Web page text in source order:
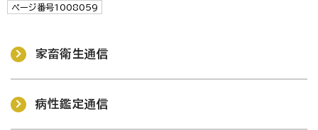
ページ番号1008059
家畜衛生通信
病性鑑定通信